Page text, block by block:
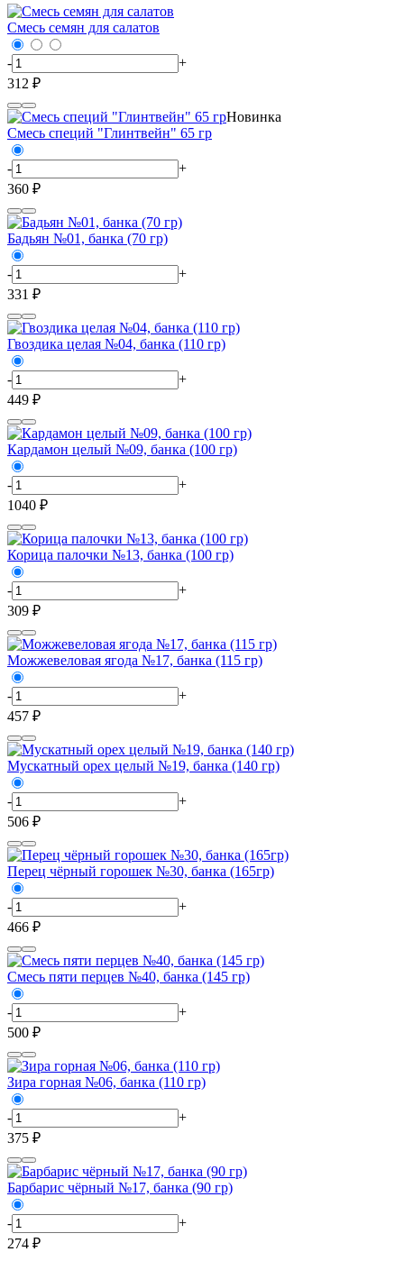
Смесь семян для салатов
-
+
312 ₽
Новинка
Смесь специй "Глинтвейн" 65 гр
-
+
360 ₽
Бадьян №01, банка (70 гр)
-
+
331 ₽
Гвоздика целая №04, банка (110 гр)
-
+
449 ₽
Кардамон целый №09, банка (100 гр)
-
+
1040 ₽
Корица палочки №13, банка (100 гр)
-
+
309 ₽
Можжевеловая ягода №17, банка (115 гр)
-
+
457 ₽
Мускатный орех целый №19, банка (140 гр)
-
+
506 ₽
Перец чёрный горошек №30, банка (165гр)
-
+
466 ₽
Смесь пяти перцев №40, банка (145 гр)
-
+
500 ₽
Зира горная №06, банка (110 гр)
-
+
375 ₽
Барбарис чёрный №17, банка (90 гр)
-
+
274 ₽